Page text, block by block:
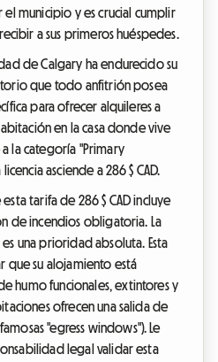
municipio y es crucial cumplir
a sus primeros huéspedes.
de Calgary ha endurecido su
que todo anfitrión posea
para ofrecer alquileres a
en la casa donde vive
la categoría "Primary
asciende a 286 $ CAD.
tarifa de 286 $ CAD incluye
de incendios obligatoria. La
una prioridad absoluta. Esta
que su alojamiento está
humo funcionales, extintores y
ofrecen una salida de
"egress windows"). Le
legal validar esta